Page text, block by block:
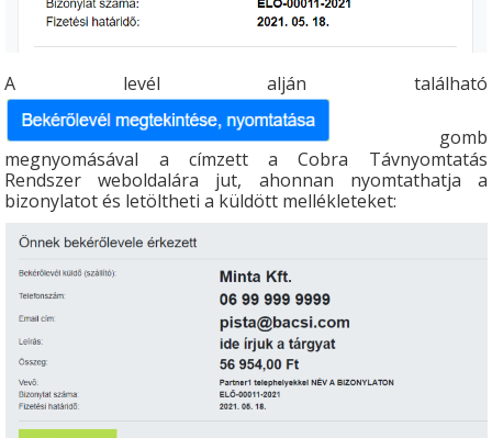
A levél alján található
gomb
megnyomásával a címzett a Cobra Távnyomtatás
Rendszer weboldalára jut, ahonnan nyomtathatja a
bizonylatot és letöltheti a küldött mellékleteket: